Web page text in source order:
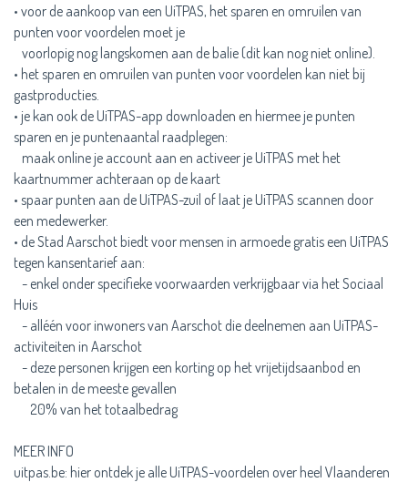
• voor de aankoop van een UiTPAS, het sparen en omruilen van
punten voor voordelen moet je
voorlopig nog langskomen aan de balie (dit kan nog niet online).
• het sparen en omruilen van punten voor voordelen kan niet bij
gastproducties.
• je kan ook de UiTPAS-app downloaden en hiermee je punten
sparen en je puntenaantal raadplegen:
maak online je account aan en activeer je UiTPAS met het
kaartnummer achteraan op de kaart
• spaar punten aan de UiTPAS-zuil of laat je UiTPAS scannen door
een medewerker.
• de Stad Aarschot biedt voor mensen in armoede gratis een UiTPAS
tegen kansentarief aan:
- enkel onder specifieke voorwaarden verkrijgbaar via het Sociaal
Huis
- alléén voor inwoners van Aarschot die deelnemen aan UiTPAS-
activiteiten in Aarschot
- deze personen krijgen een korting op het vrijetijdsaanbod en
betalen in de meeste gevallen
20% van het totaalbedrag
MEER INFO
uitpas.be: hier ontdek je alle UiTPAS-voordelen over heel Vlaanderen